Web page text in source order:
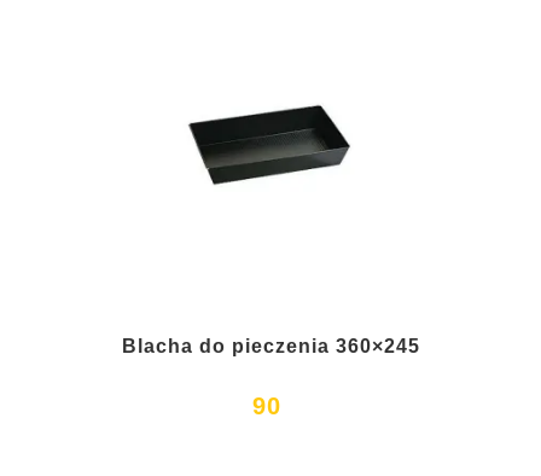
Blacha do pieczenia 360×245
90